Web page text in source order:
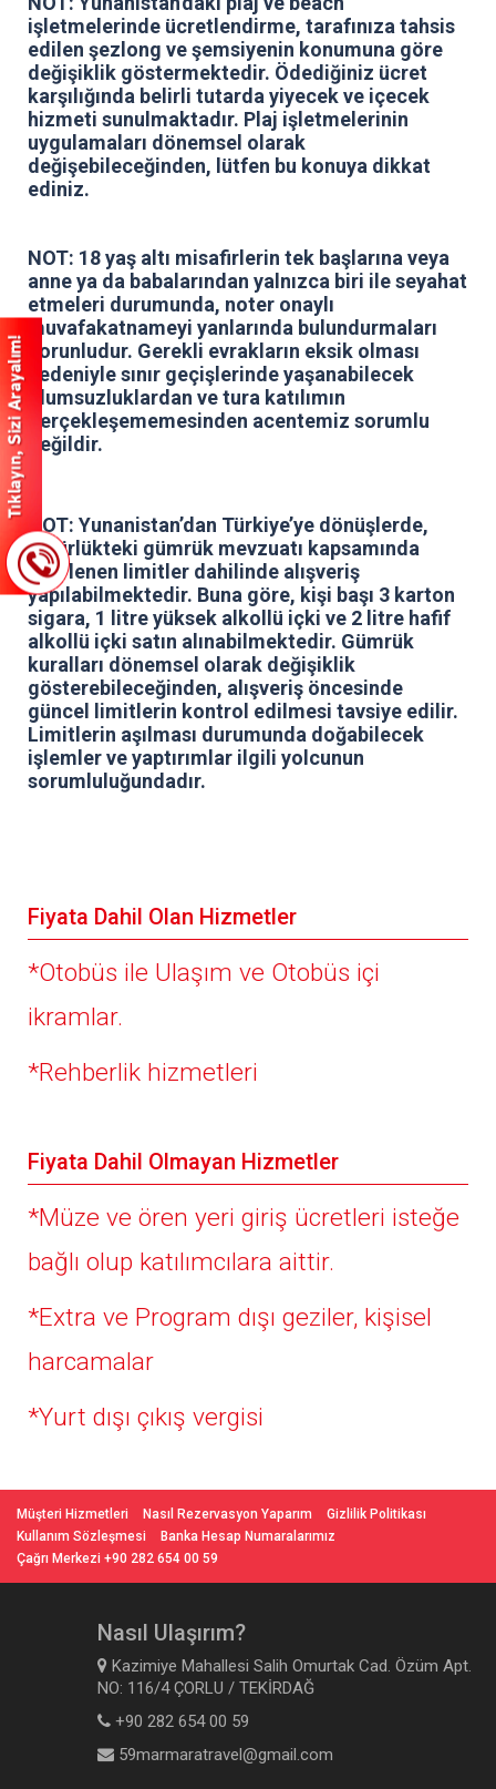
işletmelerinde ücretlendirme, tarafınıza tahsis
edilen şezlong ve şemsiyenin konumuna göre
değişiklik göstermektedir. Ödediğiniz ücret
karşılığında belirli tutarda yiyecek ve içecek
hizmeti sunulmaktadır. Plaj işletmelerinin
uygulamaları dönemsel olarak
değişebileceğinden, lütfen bu konuya dikkat
ediniz.
NOT: 18 yaş altı misafirlerin tek başlarına veya
anne ya da babalarından yalnızca biri ile seyahat
etmeleri durumunda, noter onaylı
muvafakatnameyi yanlarında bulundurmaları
zorunludur. Gerekli evrakların eksik olması
nedeniyle sınır geçişlerinde yaşanabilecek
olumsuzluklardan ve tura katılımın
gerçekleşememesinden acentemiz sorumlu
değildir.
NOT: Yunanistan’dan Türkiye’ye dönüşlerde,
yürürlükteki gümrük mevzuatı kapsamında
belirlenen limitler dahilinde alışveriş
yapılabilmektedir. Buna göre, kişi başı 3 karton
sigara, 1 litre yüksek alkollü içki ve 2 litre hafif
alkollü içki satın alınabilmektedir. Gümrük
kuralları dönemsel olarak değişiklik
gösterebileceğinden, alışveriş öncesinde
güncel limitlerin kontrol edilmesi tavsiye edilir.
Limitlerin aşılması durumunda doğabilecek
işlemler ve yaptırımlar ilgili yolcunun
sorumluluğundadır.
Fiyata Dahil Olan Hizmetler
*Otobüs ile Ulaşım ve Otobüs içi
ikramlar.
*Rehberlik hizmetleri
Fiyata Dahil Olmayan Hizmetler
*Müze ve ören yeri giriş ücretleri isteğe
bağlı olup katılımcılara aittir.
*Extra ve Program dışı geziler, kişisel
harcamalar
*Yurt dışı çıkış vergisi
Müşteri Hizmetleri Nasıl Rezervasyon Yaparım
Gizlilik Politikası
Kullanım Sözleşmesi
Banka Hesap Numaralarımız
Çağrı Merkezi +90 282 654 00 59
Nasıl Ulaşırım?
Kazimiye Mahallesi Salih Omurtak Cad. Özüm Apt.
NO: 116/4 ÇORLU / TEKİRDAĞ
+90 282 654 00 59
59marmaratravel@gmail.com